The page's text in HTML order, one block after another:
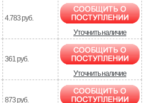
4.783 руб.
Уточнить наличие
361 руб.
Уточнить наличие
873 руб.